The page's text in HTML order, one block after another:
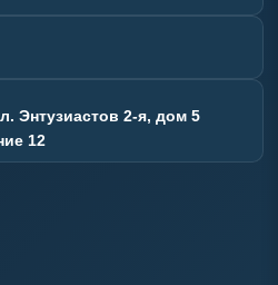
Энтузиастов 2-я, дом 5
12